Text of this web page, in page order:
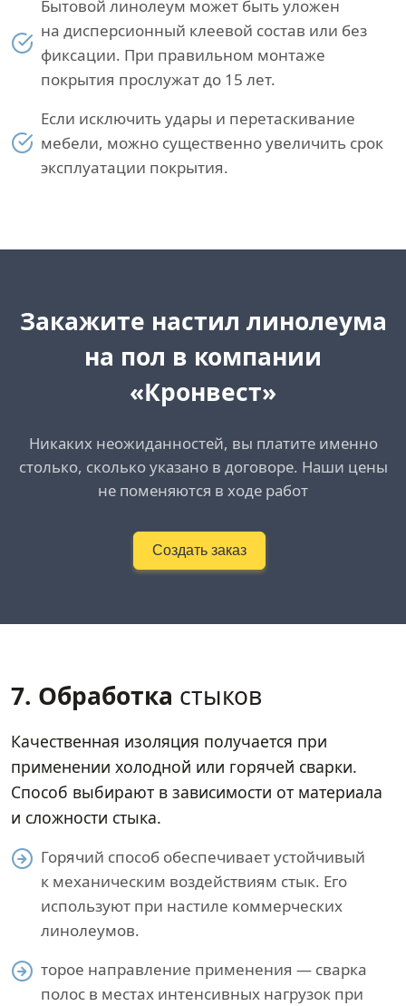
Бытовой линолеум может быть уложен
на дисперсионный клеевой состав или без
фиксации. При правильном монтаже
покрытия прослужат до 15 лет.
Если исключить удары и перетаскивание
мебели, можно существенно увеличить срок
эксплуатации покрытия.
Закажите настил линолеума
на пол в компании
«Кронвест»
Никаких неожиданностей, вы платите именно
столько, сколько указано в договоре. Наши цены
не поменяются в ходе работ
Создать заказ
7. Обработка стыков
Качественная изоляция получается при
применении холодной или горячей сварки.
Способ выбирают в зависимости от материала
и сложности стыка.
Горячий способ обеспечивает устойчивый
к механическим воздействиям стык. Его
используют при настиле коммерческих
линолеумов.
торое направление применения — сварка
полос в местах интенсивных нагрузок при